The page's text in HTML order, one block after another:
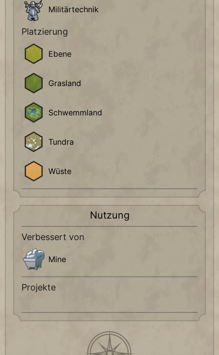
Militärtechnik
Platzierung
Ebene
Grasland
Schwemmland
Tundra
Wüste
Nutzung
Verbessert von
Mine
Projekte